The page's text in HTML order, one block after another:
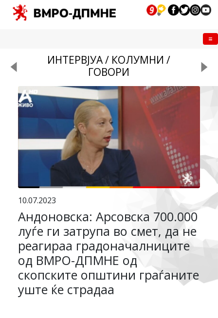
ИНТЕРВЈУА / КОЛУМНИ /
ГОВОРИ
10.07.2023
Андоновска: Арсовска 700.000
луѓе ги затрупа во смет, да не
реагираа градоначалниците
од ВМРО-ДПМНЕ од
скопските општини граѓаните
уште ќе страдаа